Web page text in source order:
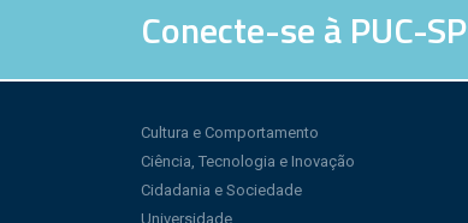
Conecte-se à PUC-SP
Cultura e Comportamento
Ciência, Tecnologia e Inovação
Cidadania e Sociedade
Universidade